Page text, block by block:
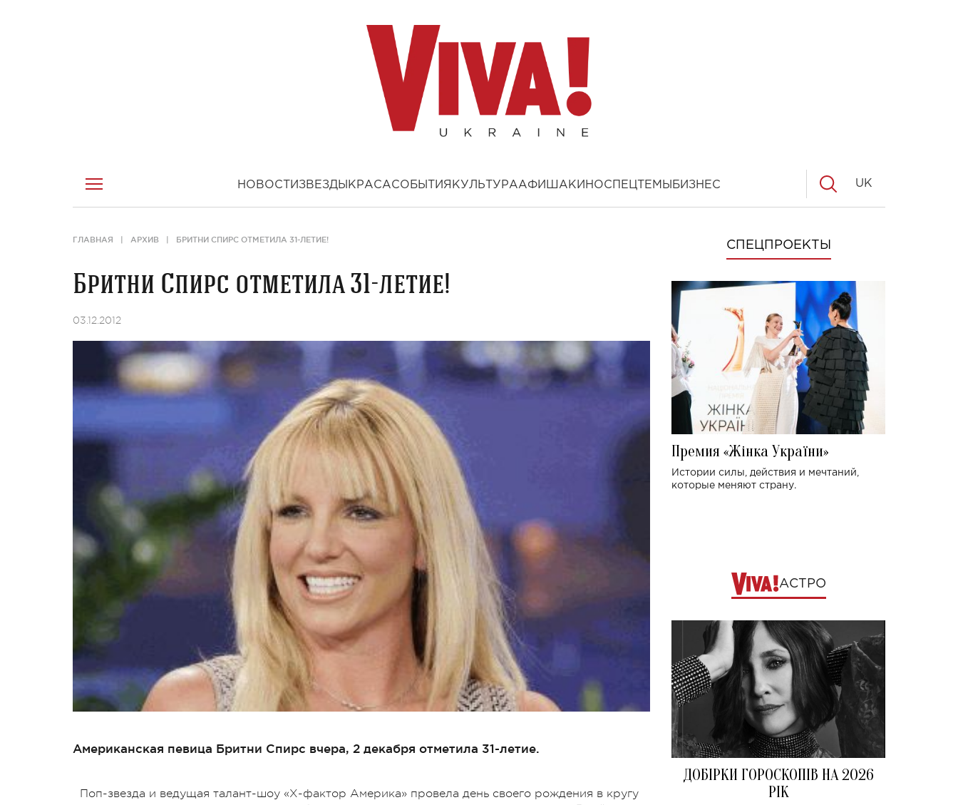
НОВОСТИ ЗВЕЗДЫ КРАСАСОБЫТИЯ КУЛЬТУРААФИША КИНОСПЕЦТЕМЫ БИЗНЕС UK
ГЛАВНАЯ АРХИВ БРИТНИ СПИРС ОТМЕТИЛА 31-ЛЕТИЕ!
Бритни Спирс отметила 31-летие!
03.12.2012
Американская певица Бритни Спирс вчера, 2 декабря отметила 31-летие.
Поп-звезда и ведущая талант-шоу «Х-фактор Америка» провела день своего рождения в кругу
СПЕЦПРОЕКТЫ
Премия «Жінка України»
Истории силы, действия и мечтаний,
которые меняют страну.
АСТРО
ДОБІРКИ ГОРОСКОПІВ НА 2026
РІК